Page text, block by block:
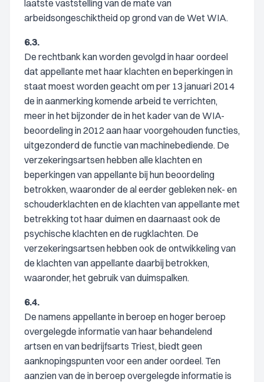
laatste vaststelling van de mate van
arbeidsongeschiktheid op grond van de Wet WIA.
6.3.
De rechtbank kan worden gevolgd in haar oordeel
dat appellante met haar klachten en beperkingen in
staat moest worden geacht om per 13 januari 2014
de in aanmerking komende arbeid te verrichten,
meer in het bijzonder de in het kader van de WIA-
beoordeling in 2012 aan haar voorgehouden functies,
uitgezonderd de functie van machinebediende. De
verzekeringsartsen hebben alle klachten en
beperkingen van appellante bij hun beoordeling
betrokken, waaronder de al eerder gebleken nek- en
schouderklachten en de klachten van appellante met
betrekking tot haar duimen en daarnaast ook de
psychische klachten en de rugklachten. De
verzekeringsartsen hebben ook de ontwikkeling van
de klachten van appellante daarbij betrokken,
waaronder, het gebruik van duimspalken.
6.4.
De namens appellante in beroep en hoger beroep
overgelegde informatie van haar behandelend
artsen en van bedrijfsarts Triest, biedt geen
aanknopingspunten voor een ander oordeel. Ten
aanzien van de in beroep overgelegde informatie is